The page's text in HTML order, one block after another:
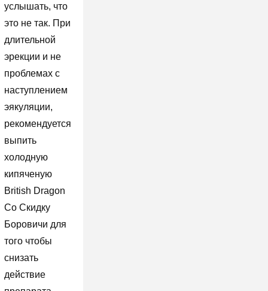
услышать, что
это не так. При
длительной
эрекции и не
проблемах с
наступлением
эякуляции,
рекомендуется
выпить
холодную
кипяченую
British Dragon
Со Скидку
Боровичи для
того чтобы
снизать
действие